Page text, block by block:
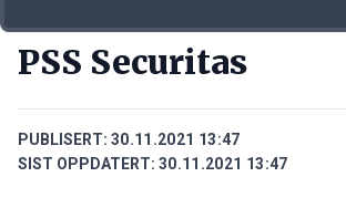
PSS Securitas
PUBLISERT: 30.11.2021 13:47
SIST OPPDATERT: 30.11.2021 13:47